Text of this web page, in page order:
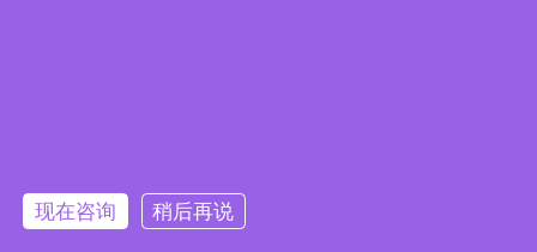
联系我们
现在咨询 稍后再说